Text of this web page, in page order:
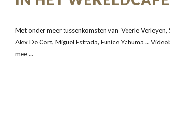
Met onder meer tussenkomsten van Veerle Verleyen,
Alex De Cort, Miguel Estrada, Eunice Yahuma ...
mee ...